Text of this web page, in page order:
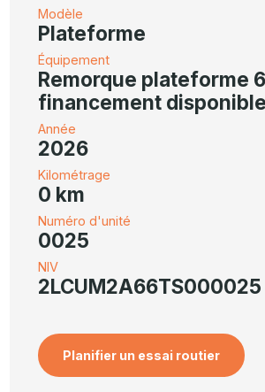
Modèle
Plateforme
Équipement
Remorque plateforme
financement disponible
Année
2026
Kilométrage
0 km
Numéro d'unité
0025
NIV
2LCUM2A66TS000025
Planifier un essai routier